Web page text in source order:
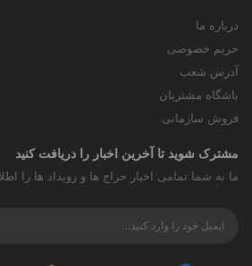
درباره ما
حریم خصوصی
آدرس شعب
باشگاه مشتریان
فروش سازمانی
مشترک شوید تا آخرین اخبار را دریافت کنید
ما به شما تمامی اخبار حراج ها و رویداد ها را